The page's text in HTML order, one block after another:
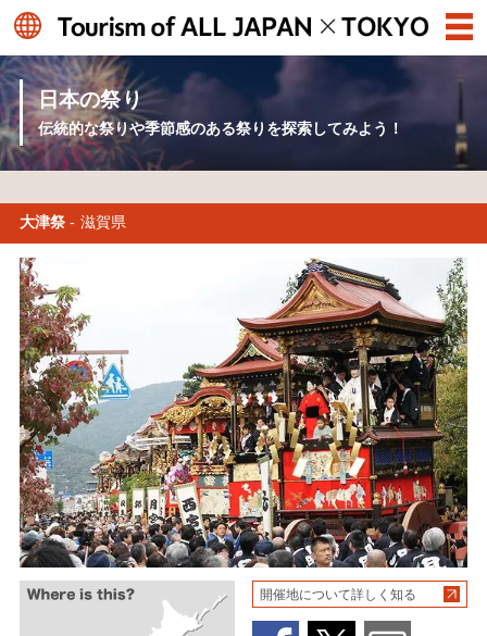
日本の祭り
伝統的な祭りや季節感のある祭りを探索してみよう！
大津祭- 滋賀県
開催地について詳しく知る